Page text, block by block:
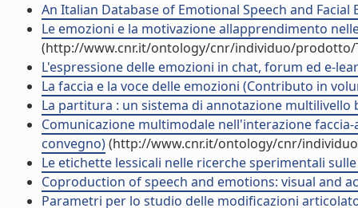
An Italian Database of Emotional Speech and
Le emozioni e la motivazione allapprendimento
(http://www.cnr.it/ontology/cnr/individuo/prodotto/
L'espressione delle emozioni in chat, forum ed e-
La faccia e la voce delle emozioni (Contributo in
La partitura : un sistema di annotazione
Comunicazione multimodale nell'interazione
convegno)(http://www.cnr.it/ontology/cnr/
Le etichette lessicali nelle ricerche sperimentali
Coproduction of speech and emotions: visual and
Parametri per lo studio delle modificazioni